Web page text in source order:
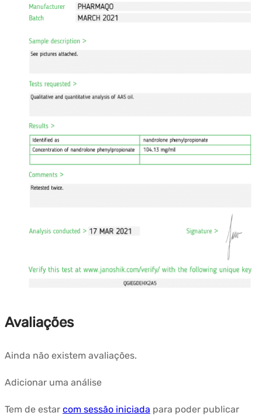
Avaliações
Ainda não existem avaliações.
Adicionar uma análise
Tem de estar com sessão iniciada para poder publicar